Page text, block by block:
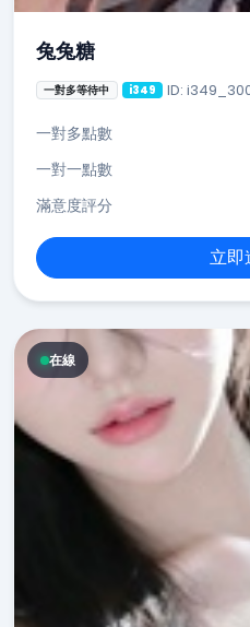
兔兔糖
一對多等待中 i349 ID:
一對多點數
一對一點數
滿意度評分
立即
在線